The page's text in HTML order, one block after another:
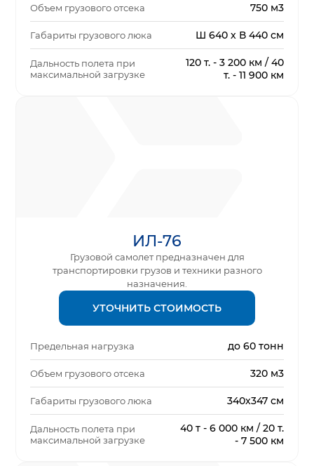
Объем грузового отсека 750 м3
Габариты грузового люка Ш 640 х В 440 см
Дальность полета при
максимальной загрузке
120 т. - 3 200 км / 40
т. - 11 900 км
ИЛ-76
Грузовой самолет предназначен для
транспортировки грузов и техники разного
назначения.
УТОЧНИТЬ СТОИМОСТЬ
Предельная нагрузка до 60 тонн
Объем грузового отсека 320 м3
Габариты грузового люка 340х347 см
Дальность полета при
максимальной загрузке
40 т - 6 000 км / 20 т.
- 7 500 км